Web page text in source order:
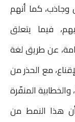
كما أنهم
فيما يتعلق
عن طريق لغة
مع الحذر من
المنفّرة
هذا النمط من